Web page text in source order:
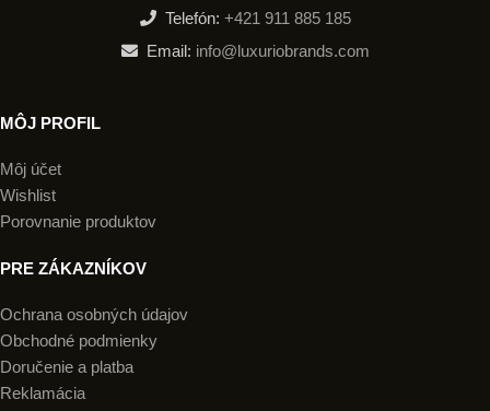
Telefón: +421 911 885 185
Email: info@luxuriobrands.com
MÔJ PROFIL
Môj účet
Wishlist
Porovnanie produktov
PRE ZÁKAZNÍKOV
Ochrana osobných údajov
Obchodné podmienky
Doručenie a platba
Reklamácia